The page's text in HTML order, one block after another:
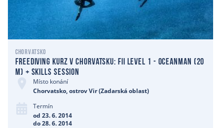
Chorvatsko
Freediving kurz v Chorvatsku: Fii level 1 - Oceanman (20
m) + skills session
Místo konání
Chorvatsko, ostrov Vir (Zadarská oblast)
Termín
od 23. 6. 2014
do 28. 6. 2014